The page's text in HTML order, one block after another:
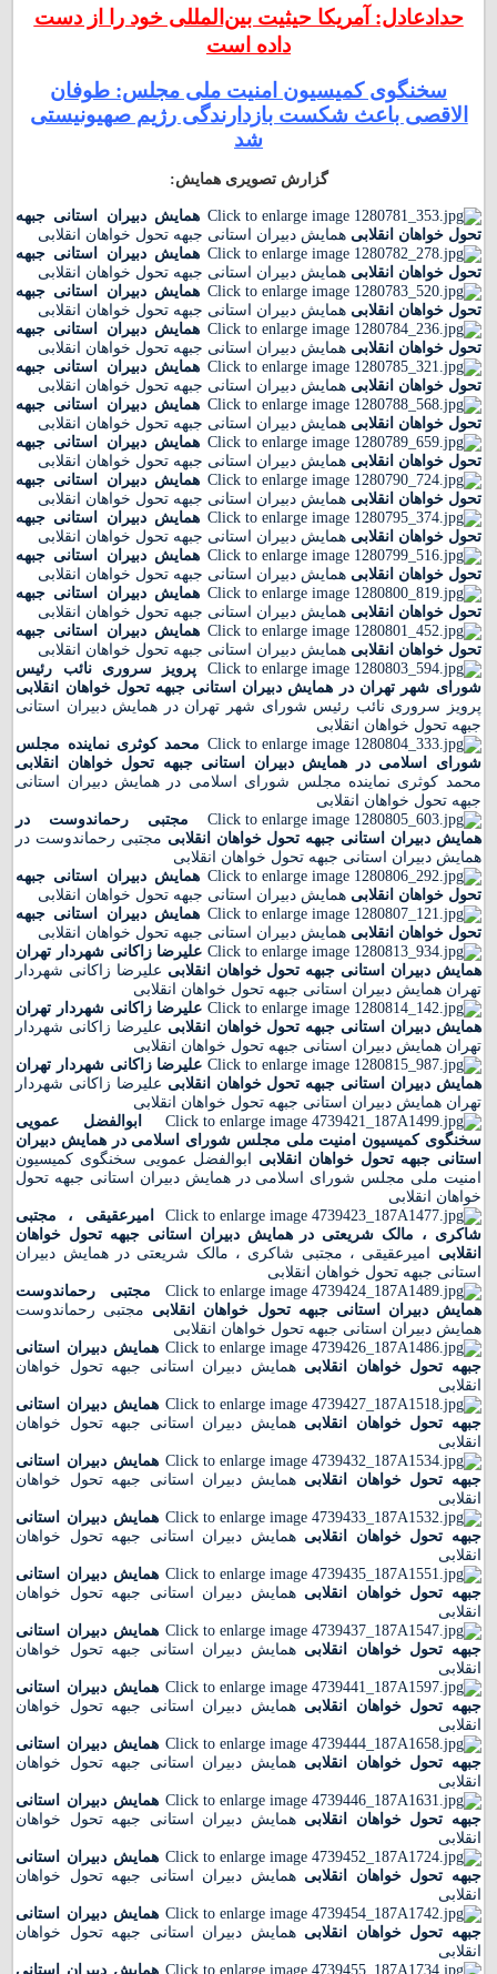
حدادعادل: آمریکا حیثیت بین‌المللی خود را از دست
داده است
سخنگوی کمیسیون امنیت ملی مجلس: طوفان
الاقصی باعث شکست بازدارندگی رژیم صهیونیستی
شد
گزارش تصویری همایش:
همایش دبیران استانی جبهه
تحول خواهان انقلابی همایش دبیران استانی جبهه تحول خواهان انقلابی
همایش دبیران استانی جبهه
تحول خواهان انقلابی همایش دبیران استانی جبهه تحول خواهان انقلابی
همایش دبیران استانی جبهه
تحول خواهان انقلابی همایش دبیران استانی جبهه تحول خواهان انقلابی
همایش دبیران استانی جبهه
تحول خواهان انقلابی همایش دبیران استانی جبهه تحول خواهان انقلابی
همایش دبیران استانی جبهه
تحول خواهان انقلابی همایش دبیران استانی جبهه تحول خواهان انقلابی
همایش دبیران استانی جبهه
تحول خواهان انقلابی همایش دبیران استانی جبهه تحول خواهان انقلابی
همایش دبیران استانی جبهه
تحول خواهان انقلابی همایش دبیران استانی جبهه تحول خواهان انقلابی
همایش دبیران استانی جبهه
تحول خواهان انقلابی همایش دبیران استانی جبهه تحول خواهان انقلابی
همایش دبیران استانی جبهه
تحول خواهان انقلابی همایش دبیران استانی جبهه تحول خواهان انقلابی
همایش دبیران استانی جبهه
تحول خواهان انقلابی همایش دبیران استانی جبهه تحول خواهان انقلابی
همایش دبیران استانی جبهه
تحول خواهان انقلابی همایش دبیران استانی جبهه تحول خواهان انقلابی
همایش دبیران استانی جبهه
تحول خواهان انقلابی همایش دبیران استانی جبهه تحول خواهان انقلابی
پرویز سروری نائب رئیس
شورای شهر تهران در همایش دبیران استانی جبهه تحول خواهان انقلابی
پرویز سروری نائب رئیس شورای شهر تهران در همایش دبیران استانی
جبهه تحول خواهان انقلابی
محمد کوثری نماینده مجلس
شورای اسلامی در همایش دبیران استانی جبهه تحول خواهان انقلابی
محمد کوثری نماینده مجلس شورای اسلامی در همایش دبیران استانی
جبهه تحول خواهان انقلابی
مجتبی رحماندوست در
همایش دبیران استانی جبهه تحول خواهان انقلابی مجتبی رحماندوست در
همایش دبیران استانی جبهه تحول خواهان انقلابی
همایش دبیران استانی جبهه
تحول خواهان انقلابیهمایش دبیران استانی جبهه تحول خواهان انقلابی
همایش دبیران استانی جبهه
تحول خواهان انقلابیهمایش دبیران استانی جبهه تحول خواهان انقلابی
علیرضا زاکانی شهردار تهران
همایش دبیران استانی جبهه تحول خواهان انقلابی علیرضا زاکانی شهردار
تهران همایش دبیران استانی جبهه تحول خواهان انقلابی
علیرضا زاکانی شهردار تهران
همایش دبیران استانی جبهه تحول خواهان انقلابی علیرضا زاکانی شهردار
تهران همایش دبیران استانی جبهه تحول خواهان انقلابی
علیرضا زاکانی شهردار تهران
همایش دبیران استانی جبهه تحول خواهان انقلابی علیرضا زاکانی شهردار
تهران همایش دبیران استانی جبهه تحول خواهان انقلابی
ابوالفضل عمویی
سخنگوی کمیسیون امنیت ملی مجلس شورای اسلامی در همایش دبیران
استانی جبهه تحول خواهان انقلابی
ابوالفضل عمویی سخنگوی کمیسیون
امنیت ملی مجلس شورای اسلامی در همایش دبیران استانی جبهه تحول
خواهان انقلابی
امیرعقیقی ، مجتبی
شاکری ، مالک شریعتی در همایش دبیران استانی جبهه تحول خواهان
انقلابی
امیرعقیقی ، مجتبی شاکری ، مالک شریعتی در همایش دبیران
استانی جبهه تحول خواهان انقلابی
مجتبی رحماندوست
همایش دبیران استانی جبهه تحول خواهان انقلابی مجتبی رحماندوست
همایش دبیران استانی جبهه تحول خواهان انقلابی
همایش دبیران استانی
جبهه تحول خواهان انقلابیهمایش دبیران استانی جبهه تحول خواهان
انقلابی
همایش دبیران استانی
جبهه تحول خواهان انقلابیهمایش دبیران استانی جبهه تحول خواهان
انقلابی
همایش دبیران استانی
جبهه تحول خواهان انقلابیهمایش دبیران استانی جبهه تحول خواهان
انقلابی
همایش دبیران استانی
جبهه تحول خواهان انقلابیهمایش دبیران استانی جبهه تحول خواهان
انقلابی
همایش دبیران استانی
جبهه تحول خواهان انقلابیهمایش دبیران استانی جبهه تحول خواهان
انقلابی
همایش دبیران استانی
جبهه تحول خواهان انقلابیهمایش دبیران استانی جبهه تحول خواهان
انقلابی
همایش دبیران استانی
جبهه تحول خواهان انقلابیهمایش دبیران استانی جبهه تحول خواهان
انقلابی
همایش دبیران استانی
جبهه تحول خواهان انقلابیهمایش دبیران استانی جبهه تحول خواهان
انقلابی
همایش دبیران استانی
جبهه تحول خواهان انقلابیهمایش دبیران استانی جبهه تحول خواهان
انقلابی
همایش دبیران استانی
جبهه تحول خواهان انقلابیهمایش دبیران استانی جبهه تحول خواهان
انقلابی
همایش دبیران استانی
جبهه تحول خواهان انقلابیهمایش دبیران استانی جبهه تحول خواهان
انقلابی
همایش دبیران استانی